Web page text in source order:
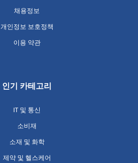
채용정보
개인정보 보호정책
이용 약관
인기 카테고리
IT 및 통신
소비재
소재 및 화학
제약 및 헬스케어